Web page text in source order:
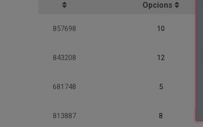
Opcions
857698 10
843208 12
681748 5
813887 8